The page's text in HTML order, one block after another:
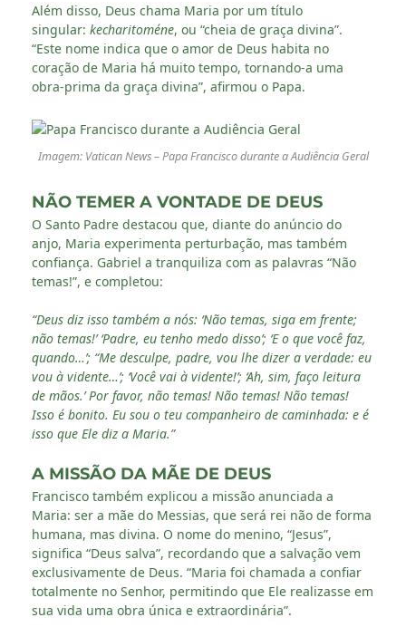
Além disso, Deus chama Maria por um título
singular: kecharitoméne, ou “cheia de graça divina”.
“Este nome indica que o amor de Deus habita no
coração de Maria há muito tempo, tornando-a uma
obra-prima da graça divina”, afirmou o Papa.
Imagem: Vatican News – Papa Francisco durante a Audiência Geral
NÃO TEMER A VONTADE DE DEUS
O Santo Padre destacou que, diante do anúncio do
anjo, Maria experimenta perturbação, mas também
confiança. Gabriel a tranquiliza com as palavras “Não
temas!”, e completou:
“Deus diz isso também a nós: ‘Não temas, siga em frente;
não temas!’ ‘Padre, eu tenho medo disso’; ‘E o que você faz,
quando…’; “Me desculpe, padre, vou lhe dizer a verdade: eu
vou à vidente…’; ‘Você vai à vidente!’; ‘Ah, sim, faço leitura
de mãos.’ Por favor, não temas! Não temas! Não temas!
Isso é bonito. Eu sou o teu companheiro de caminhada: e é
isso que Ele diz a Maria.”
A MISSÃO DA MÃE DE DEUS
Francisco também explicou a missão anunciada a
Maria: ser a mãe do Messias, que será rei não de forma
humana, mas divina. O nome do menino, “Jesus”,
significa “Deus salva”, recordando que a salvação vem
exclusivamente de Deus. “Maria foi chamada a confiar
totalmente no Senhor, permitindo que Ele realizasse em
sua vida uma obra única e extraordinária”.